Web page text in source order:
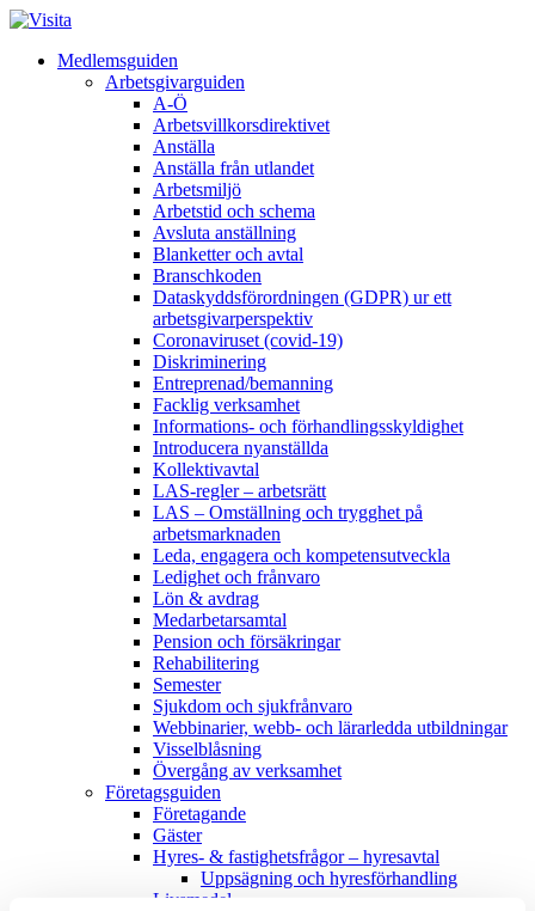
Medlemsguiden
Arbetsgivarguiden
A-Ö
Arbetsvillkorsdirektivet
Anställa
Anställa från utlandet
Arbetsmiljö
Arbetstid och schema
Avsluta anställning
Blanketter och avtal
Branschkoden
Dataskyddsförordningen (GDPR) ur ett
arbetsgivarperspektiv
Coronaviruset (covid-19)
Diskriminering
Entreprenad/bemanning
Facklig verksamhet
Informations- och förhandlingsskyldighet
Introducera nyanställda
Kollektivavtal
LAS-regler – arbetsrätt
LAS – Omställning och trygghet på
arbetsmarknaden
Leda, engagera och kompetensutveckla
Ledighet och frånvaro
Lön & avdrag
Medarbetarsamtal
Pension och försäkringar
Rehabilitering
Semester
Sjukdom och sjukfrånvaro
Webbinarier, webb- och lärarledda utbildningar
Visselblåsning
Övergång av verksamhet
Företagsguiden
Företagande
Gäster
Hyres- & fastighetsfrågor – hyresavtal
Uppsägning och hyresförhandling
Livsmedel